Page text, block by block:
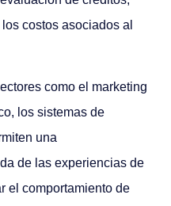
costos asociados al
como el marketing
los sistemas de
una
de las experiencias de
el comportamiento de